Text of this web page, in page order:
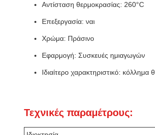
Αντίσταση θερμοκρασίας: 260°C
Επεξεργασία: ναι
Χρώμα: Πράσινο
Εφαρμογή: Συσκευές ημιαγωγών
Ιδιαίτερο χαρακτηριστικό:
Τεχνικές παραμέτρους: